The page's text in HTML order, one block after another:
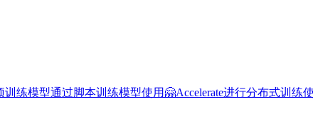
训练模型通过脚本训练模型使用🤗Accelerate进行分布式训练